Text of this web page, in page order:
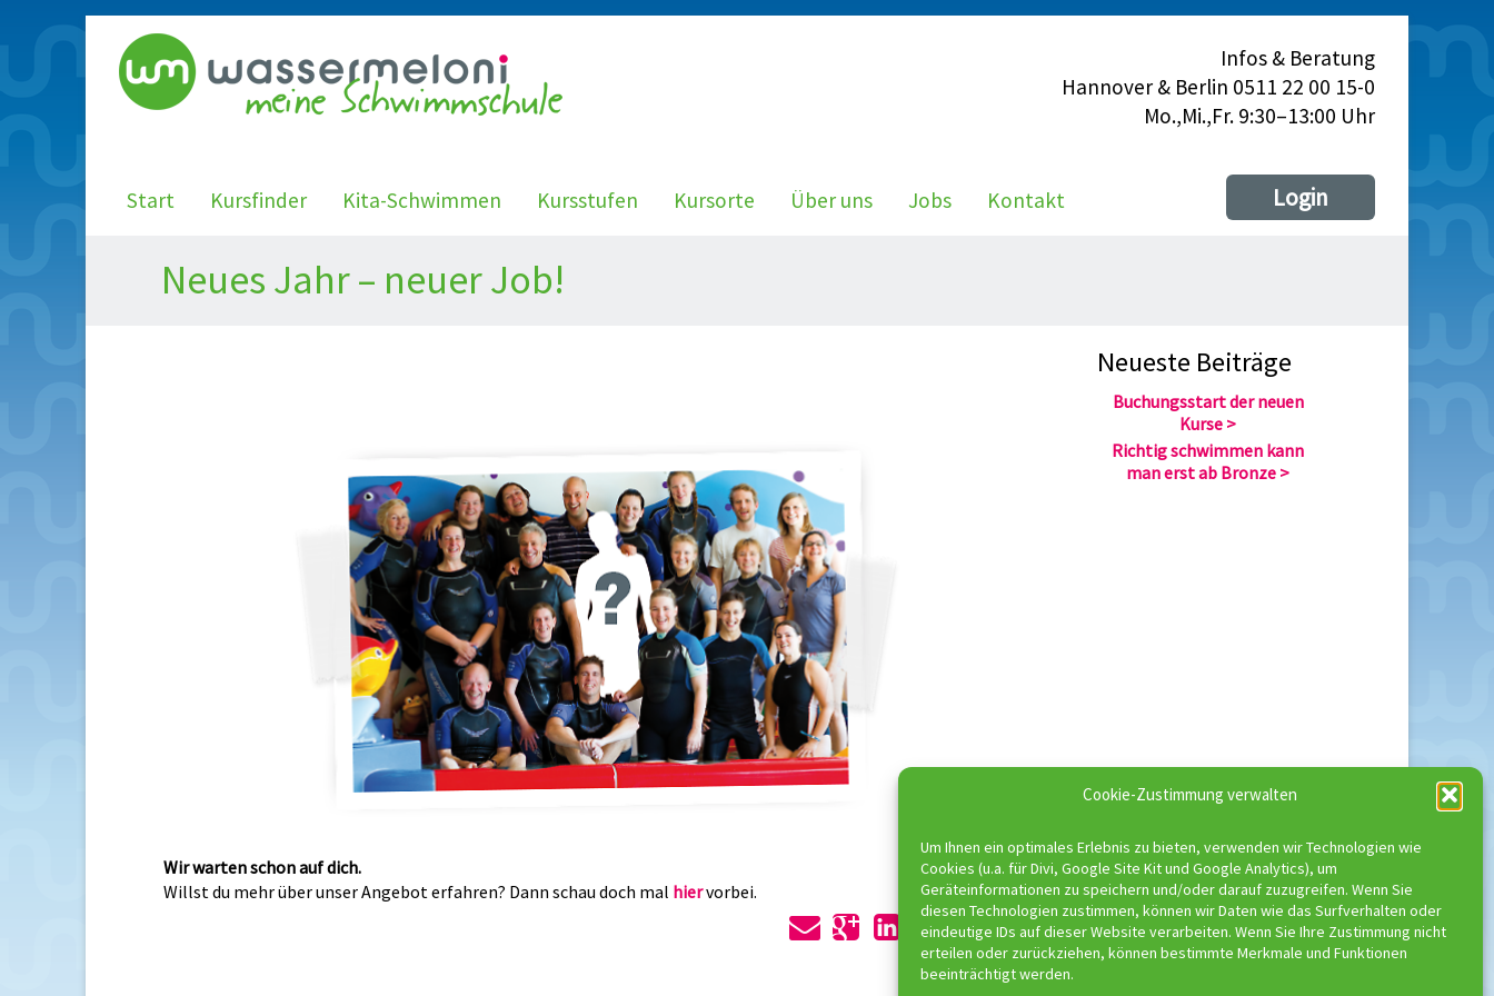
Cookie-Zustimmung verwalten
Um Ihnen ein optimales Erlebnis zu bieten, verwenden wir Technologien wie
Cookies (u.a. für Divi, Google Site Kit und Google Analytics), um
Geräteinformationen zu speichern und/oder darauf zuzugreifen. Wenn Sie
diesen Technologien zustimmen, können wir Daten wie das Surfverhalten oder
eindeutige IDs auf dieser Website verarbeiten. Wenn Sie Ihre Zustimmung nicht
erteilen oder zurückziehen, können bestimmte Merkmale und Funktionen
beeinträchtigt werden.
Infos & Beratung
Hannover & Berlin 0511 22 00 15-0
Mo.,Mi.,Fr. 9:30–13:00 Uhr
Start Kursfinder Kita-Schwimmen Kursstufen Kursorte Über uns Jobs Kontakt Login
Neues Jahr – neuer Job!
Wir warten schon auf dich.
Willst du mehr über unser Angebot erfahren? Dann schau doch mal hiervorbei.
Neueste Beiträge
Buchungsstart der neuen
Kurse
Richtig schwimmen kann
man erst ab Bronze